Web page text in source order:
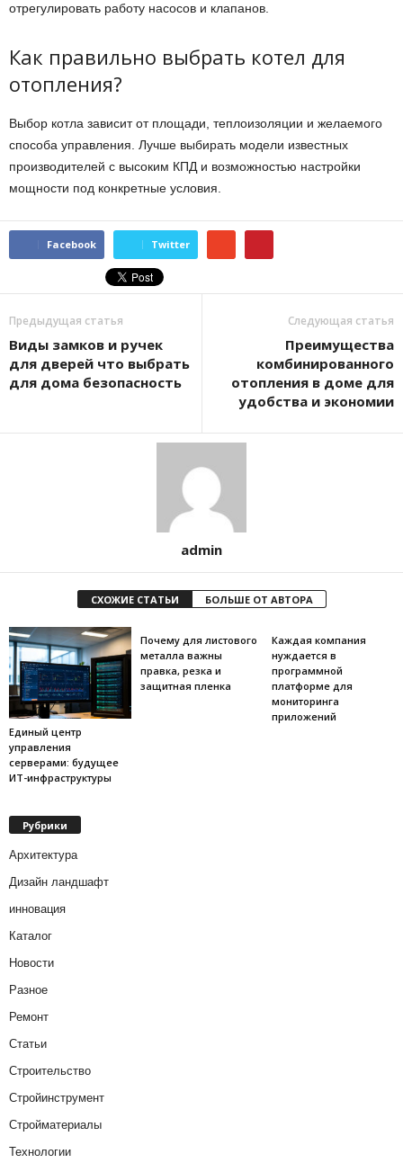
отрегулировать работу насосов и клапанов.
Как правильно выбрать котел для
отопления?
Выбор котла зависит от площади, теплоизоляции и желаемого
способа управления. Лучше выбирать модели известных
производителей с высоким КПД и возможностью настройки
мощности под конкретные условия.
Facebook Twitter
Предыдущая статья
Виды замков и ручек
для дверей что выбрать
для дома безопасность
Следующая статья
Преимущества
комбинированного
отопления в доме для
удобства и экономии
admin
СХОЖИЕ СТАТЬИ БОЛЬШЕ ОТ АВТОРА
Единый центр
управления
серверами: будущее
ИТ-инфраструктуры
Почему для листового
металла важны
правка, резка и
защитная пленка
Каждая компания
нуждается в
программной
платформе для
мониторинга
приложений
Рубрики
Архитектура
Дизайн ландшафт
инновация
Каталог
Новости
Разное
Ремонт
Статьи
Строительство
Стройинструмент
Стройматериалы
Технологии